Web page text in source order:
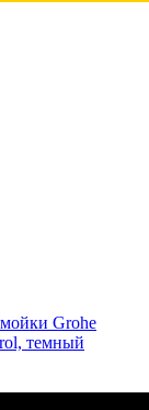
Grohe
темный